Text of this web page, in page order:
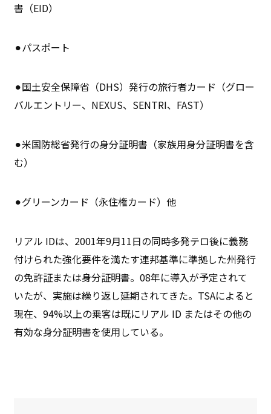
書（EID）
⚫︎パスポート
⚫︎国土安全保障省（DHS）発行の旅行者カード（グロー
バルエントリー、NEXUS、SENTRI、FAST）
⚫︎米国防総省発行の身分証明書（家族用身分証明書を含
む）
⚫︎グリーンカード（永住権カード）他
リアル IDは、2001年9月11日の同時多発テロ後に義務
付けられた強化要件を満たす連邦基準に準拠した州発行
の免許証または身分証明書。08年に導入が予定されて
いたが、実施は繰り返し延期されてきた。TSAによると
現在、94%以上の乗客は既にリアル ID またはその他の
有効な身分証明書を使用している。